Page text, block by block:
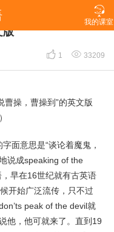

我的课室
古谚语“说曹操，曹
版
 1  33209
曹操，曹操到”的英文版
面意思是“谈论着魔鬼，
说成speaking of the
早在16世纪就有古英语
开始广泛流传，只不过
peak of the devil就
他，他可就来了。直到19